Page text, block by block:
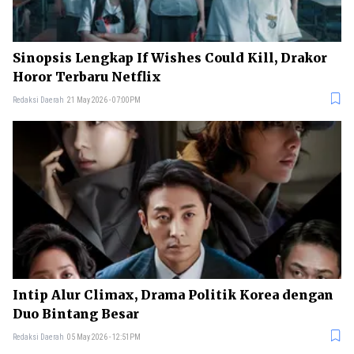
Sinopsis Lengkap If Wishes Could Kill, Drakor
Horor Terbaru Netflix
Redaksi Daerah 21 May 2026 - 07:00PM
Intip Alur Climax, Drama Politik Korea dengan
Duo Bintang Besar
Redaksi Daerah 05 May 2026 - 12:51PM